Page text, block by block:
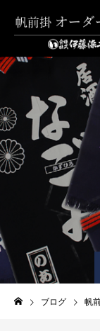
ブログ 帆